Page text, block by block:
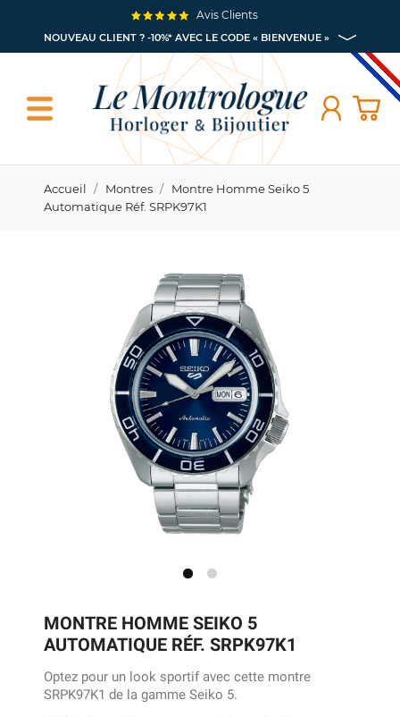
NOUVEAU CLIENT ? -10%* AVEC LE CODE « BIENVENUE »
Avis Clients
Accueil Montres
Montre Homme Seiko 5
Automatique Réf. SRPK97K1
MONTRE HOMME SEIKO 5
AUTOMATIQUE RÉF. SRPK97K1
Optez pour un look sportif avec cette montre
SRPK97K1 de la gamme Seiko 5.